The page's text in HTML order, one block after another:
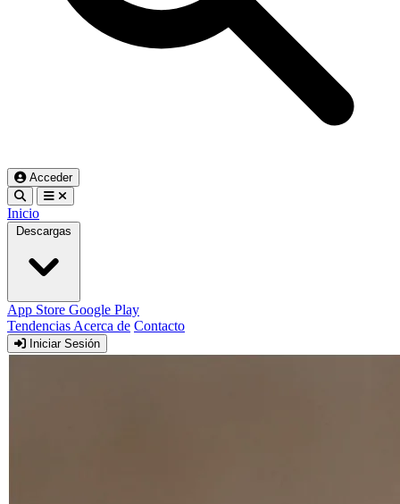
Acceder
Inicio
Descargas
App Store Google Play
Tendencias Acerca de Contacto
Iniciar Sesión